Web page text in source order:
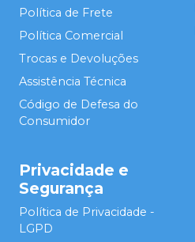
Política de Frete
Política Comercial
Trocas e Devoluções
Assistência Técnica
Código de Defesa do
Consumidor
Privacidade e
Segurança
Política de Privacidade -
LGPD